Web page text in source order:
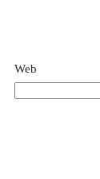
Web